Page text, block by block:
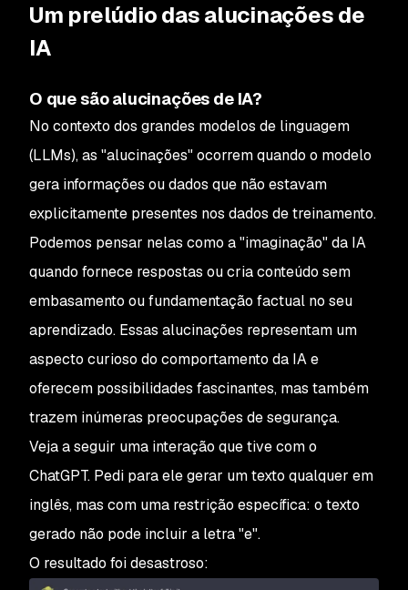
Um prelúdio das alucinações de
IA
O que são alucinações de IA?
No contexto dos grandes modelos de linguagem
(LLMs), as "alucinações" ocorrem quando o modelo
gera informações ou dados que não estavam
explicitamente presentes nos dados de treinamento.
Podemos pensar nelas como a "imaginação" da IA
quando fornece respostas ou cria conteúdo sem
embasamento ou fundamentação factual no seu
aprendizado. Essas alucinações representam um
aspecto curioso do comportamento da IA e
oferecem possibilidades fascinantes, mas também
trazem inúmeras preocupações de segurança.
Veja a seguir uma interação que tive com o
ChatGPT. Pedi para ele gerar um texto qualquer em
inglês, mas com uma restrição específica: o texto
gerado não pode incluir a letra "e".
O resultado foi desastroso: